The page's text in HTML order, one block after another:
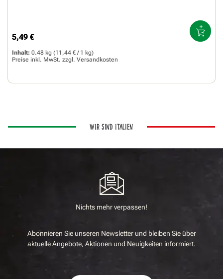
Regulärer Preis:
5,49 €
Inhalt: 0.48 kg (11,44 € / 1 kg)
Preise inkl. MwSt. zzgl. Versandkosten
WIR SIND ITALIEN
Nichts mehr verpassen!
Abonnieren Sie unseren Newsletter und bleiben Sie über
aktuelle Angebote, Aktionen und Neuigkeiten informiert.